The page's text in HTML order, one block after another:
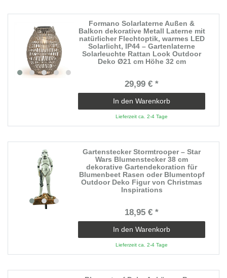
Formano Solarlaterne Außen &
Balkon dekorative Metall Laterne mit
natürlicher Flechtoptik, warmes LED
Solarlicht, IP44 – Gartenlaterne
Solarleuchte Rattan Look Outdoor
Deko Ø21 cm Höhe 32 cm
29,99 € *
In den Warenkorb
Lieferzeit ca. 2-4 Tage
Gartenstecker Stormtrooper – Star
Wars Blumenstecker 38 cm
dekorative Gartendekoration für
Blumenbeet Rasen oder Blumentopf
Outdoor Deko Figur von Christmas
Inspirations
18,95 € *
In den Warenkorb
Lieferzeit ca. 2-4 Tage